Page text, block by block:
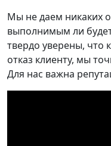
Мы не даем никаких
выполнимым ли
твердо уверены, что
отказ клиенту, мы
Для нас важна